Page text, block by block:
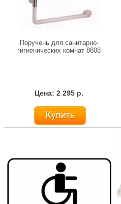
Поручень для санитарно-
гигиенических комнат 8808
Цена: 2 295 р.
Купить